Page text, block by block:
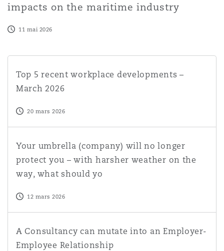
impacts on the maritime industry
11 mai 2026
Top 5 recent workplace developments –
March 2026
20 mars 2026
Your umbrella (company) will no longer
protect you – with harsher weather on the
way, what should yo
12 mars 2026
A Consultancy can mutate into an Employer-
Employee Relationship